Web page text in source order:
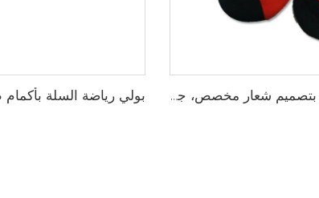
جوارب كرة السلة للرجال بتصميم شعار مخصص، جوارب قطنية طويلة من السباندكس مع لبادة عالية، عينة مجانية، خدمة تصنيع المعدات الأصلية